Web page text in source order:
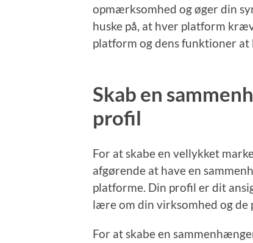
opmærksomhed og øger din
huske på, at hver platform
platform og dens funktioner at
Skab en
profil
For at skabe en vellykket
afgørende at have en
platforme. Din profil er dit
lære om din virksomhed og
For at skabe en